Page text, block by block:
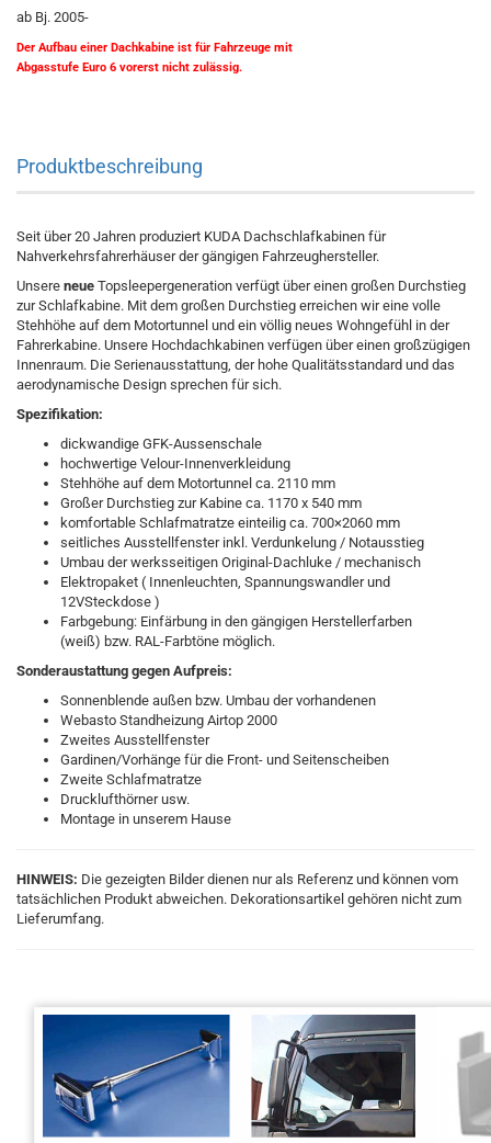
ab Bj. 2005-
Der Aufbau einer Dachkabine ist für Fahrzeuge mit
Abgasstufe Euro 6 vorerst nicht zulässig.
Produktbeschreibung
Seit über 20 Jahren produziert KUDA Dachschlafkabinen für
Nahverkehrsfahrerhäuser der gängigen Fahrzeughersteller.
Unsere neue Topsleepergeneration verfügt über einen großen Durchstieg
zur Schlafkabine. Mit dem großen Durchstieg erreichen wir eine volle
Stehhöhe auf dem Motortunnel und ein völlig neues Wohngefühl in der
Fahrerkabine. Unsere Hochdachkabinen verfügen über einen großzügigen
Innenraum. Die Serienausstattung, der hohe Qualitätsstandard und das
aerodynamische Design sprechen für sich.
Spezifikation:
dickwandige GFK-Aussenschale
hochwertige Velour-Innenverkleidung
Stehhöhe auf dem Motortunnel ca. 2110 mm
Großer Durchstieg zur Kabine ca. 1170 x 540 mm
komfortable Schlafmatratze einteilig ca. 700×2060 mm
seitliches Ausstellfenster inkl. Verdunkelung / Notausstieg
Umbau der werksseitigen Original-Dachluke / mechanisch
Elektropaket ( Innenleuchten, Spannungswandler und
12VSteckdose )
Farbgebung: Einfärbung in den gängigen Herstellerfarben
(weiß) bzw. RAL-Farbtöne möglich.
Sonderaustattung gegen Aufpreis:
Sonnenblende außen bzw. Umbau der vorhandenen
Webasto Standheizung Airtop 2000
Zweites Ausstellfenster
Gardinen/Vorhänge für die Front- und Seitenscheiben
Zweite Schlafmatratze
Drucklufthörner usw.
Montage in unserem Hause
HINWEIS: Die gezeigten Bilder dienen nur als Referenz und können vom
tatsächlichen Produkt abweichen. Dekorationsartikel gehören nicht zum
Lieferumfang.